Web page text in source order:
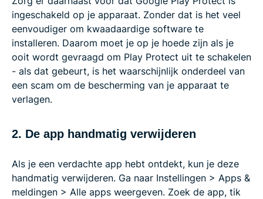
ingeschakeld op je apparaat. Zonder dat is het veel
eenvoudiger om kwaadaardige software te
installeren. Daarom moet je op je hoede zijn als je
ooit wordt gevraagd om Play Protect uit te schakelen
- als dat gebeurt, is het waarschijnlijk onderdeel van
een scam om de bescherming van je apparaat te
verlagen.
2. De app handmatig verwijderen
Als je een verdachte app hebt ontdekt, kun je deze
handmatig verwijderen. Ga naar Instellingen > Apps &
meldingen > Alle apps weergeven. Zoek de app, tik